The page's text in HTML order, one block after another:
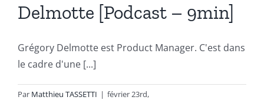
Delmotte [Podcast – 9min]
Grégory Delmotte est Product Manager. C'est dans
le cadre d'une [...]
Par Matthieu TASSETTI | février 23rd,